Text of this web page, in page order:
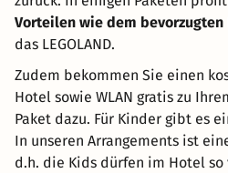
Vorteilen wie dem bevorzugten
das LEGOLAND.
Zudem bekommen Sie einen
Hotel sowie WLAN gratis zu
Paket dazu. Für Kinder gibt es
In unseren Arrangements ist
d.h. die Kids dürfen im Hotel so